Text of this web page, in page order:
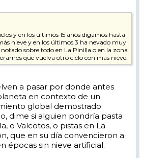
y en los últimos 15 años digamos hasta
nieve y en los últimos 3 ha nevado muy
sobre todo en La Pinilla o en la zona
que vuelva otro ciclo con más nieve.
a pasar por donde antes
en contexto de un
global demostrado
dime si alguien pondría pasta
o Valcotos, o pistas en La
que en su día convencieron a
épocas sin nieve artificial.